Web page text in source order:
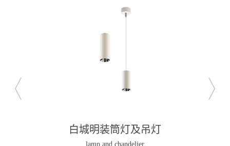
白城明装筒灯及吊灯
lamp and chandelier